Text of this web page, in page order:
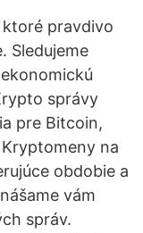
pravdivo
Sledujeme
správy
pre Bitcoin,
na
obdobie a
vám
správ.